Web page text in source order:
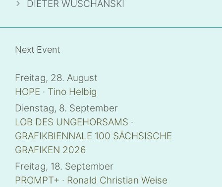
e
o
u
t
e
(
W
i
r
d
n
n
u
e
m
F
e
n
DIETER WUSCHANSKI
Next Event
Freitag, 28. August
HOPE · Tino Helbig
Dienstag, 8. September
LOB DES UNGEHORSAMS ·
GRAFIKBIENNALE 100 SÄCHSISCHE
GRAFIKEN 2026
Freitag, 18. September
PROMPT+ · Ronald Christian Weise